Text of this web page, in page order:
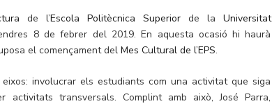
de l’Escola Politècnica Superiorde la Universitat
8 de febrer del 2019. En aquesta ocasió hi haurà
el començament delMes Cultural de l’EPS.
involucrar els estudiants com una activitat que siga
transversals. Complint amb això, José Parra,